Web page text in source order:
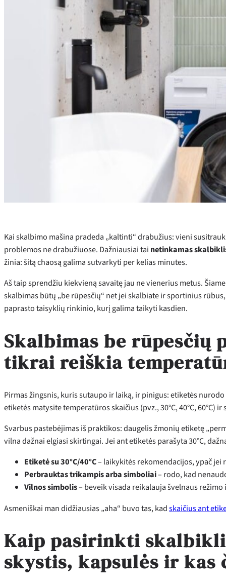
Kai skalbimo mašina pradeda „kaltinti“ drabužius: vieni
problemos ne drabužiuose. Dažniausiai tai netinkamas
žinia: šitą chaosą galima sutvarkyti per kelias minutes.
Aš taip sprendžiu kiekvieną savaitę jau ne vienerius metus.
skalbimas būtų „be rūpesčių“ net jei skalbiate ir sportinius
paprasto taisyklių rinkinio, kurį galima taikyti kasdien.
Skalbimas be rūpesčių
tikrai reiškia
Pirmas žingsnis, kuris sutaupo ir laiką, ir pinigus: etiketės
etiketės matysite temperatūros skaičius (pvz., 30°C, 40°C,
Svarbus pastebėjimas iš praktikos: daugelis žmonių etiketę
vilna dažnai elgiasi skirtingai. Jei ant etiketės parašyta 30°C,
Etiketė su 30°C/40°C– laikykitės rekomendacijos, ypač jei
Perbrauktas trikampis arba simboliai– rodo, kad
Vilnos simbolis– beveik visada reikalauja švelnaus
Asmeniškai man didžiausias „aha“ buvo tas, kadskaičius ant
Kaip pasirinkti
skystis, kapsulės ir kas